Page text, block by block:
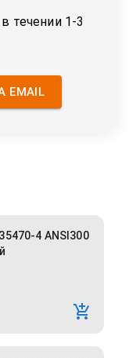
течении 1-3
EMAIL
4 ANSI300